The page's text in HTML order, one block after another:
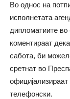
Во однос на
исполнетата
дипломатиите во
коментираат
сабота, би
сретнат во
телефонски.